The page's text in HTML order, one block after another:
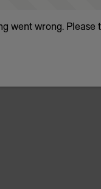
went wrong. Please